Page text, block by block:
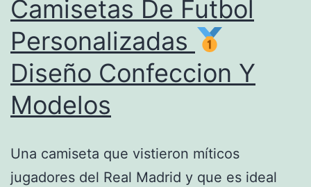
Camisetas De Futbol
Personalizadas
Diseño Confeccion Y
Modelos
Una camiseta que vistieron míticos
jugadores del Real Madrid y que es ideal